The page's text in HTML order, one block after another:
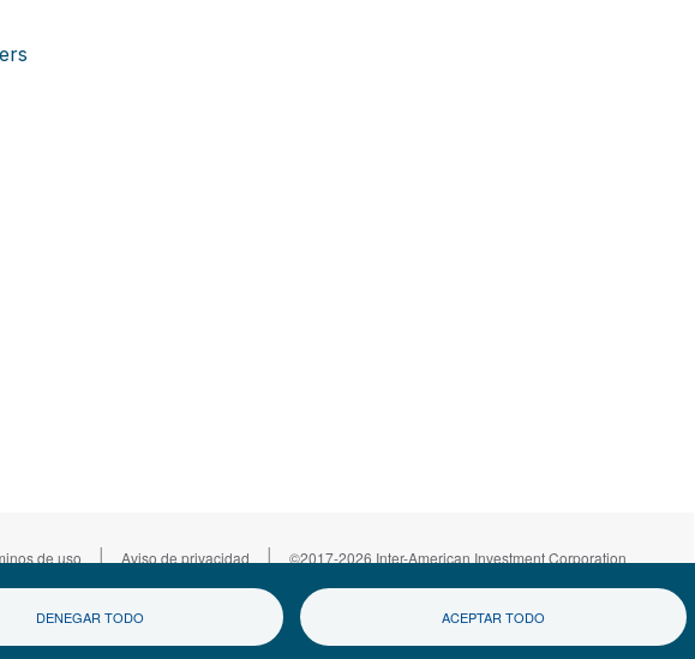
de uso | Aviso de privacidad | ©2017-2026 Inter-American Investment Corporation
DENEGAR TODO ACEPTAR TODO